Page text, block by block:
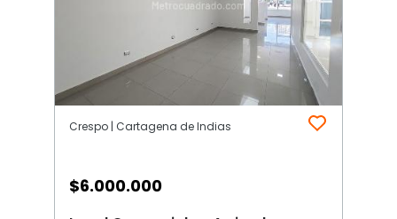
Crespo | Cartagena de Indias
$6.000.000